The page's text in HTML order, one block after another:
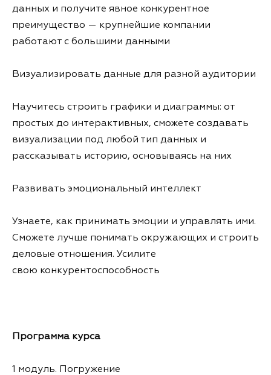
данных и получите явное конкурентное
преимущество — крупнейшие компании
работают с большими данными
Визуализировать данные для разной аудитории
Научитесь строить графики и диаграммы: от
простых до интерактивных, сможете создавать
визуализации под любой тип данных и
рассказывать историю, основываясь на них
Развивать эмоциональный интеллект
Узнаете, как принимать эмоции и управлять ими.
Сможете лучше понимать окружающих и строить
деловые отношения. Усилите
свою конкурентоспособность
Программа курса
1 модуль. Погружение